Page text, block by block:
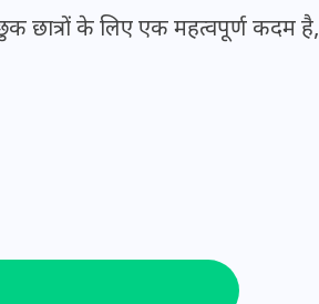
छात्रों के लिए एक महत्वपूर्ण कदम है,